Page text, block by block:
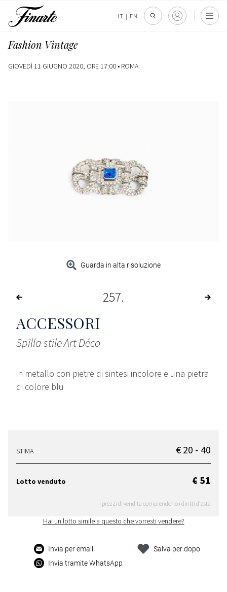
IT | EN
Fashion Vintage
GIOVEDÌ 11 GIUGNO 2020, ORE 17:00 • ROMA
Guarda in alta risoluzione
257
ACCESSORI
Spilla stile Art Déco
in metallo con pietre di sintesi incolore e una pietra
di colore blu
STIMA € 20 - 40
Lotto venduto € 51
I prezzi di vendita comprendono i diritti d'asta
Hai un lotto simile a questo che vorresti vendere?
Invia per email
Invia tramite WhatsApp
Salva per dopo